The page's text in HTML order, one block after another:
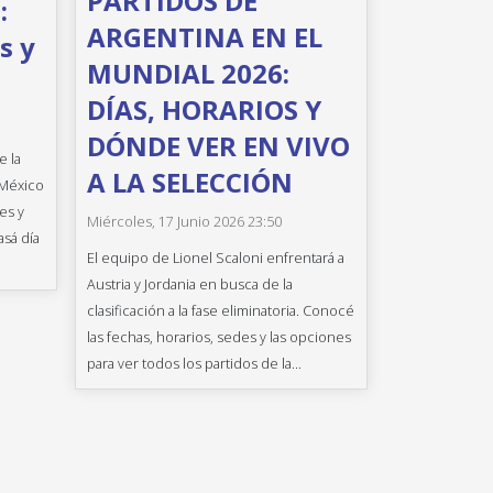
y
la
y
día
ARGENTINA EN EL
MUNDIAL 2026:
DÍAS, HORARIOS Y
DÓNDE VER EN VIVO
A LA SELECCIÓN
Miércoles, 17 Junio 2026 23:50
El equipo de Lionel Scaloni enfrentará a
Austria y Jordania en busca de la
clasificación a la fase eliminatoria. Conocé
las fechas, horarios, sedes y las opciones
para ver todos los partidos de la...